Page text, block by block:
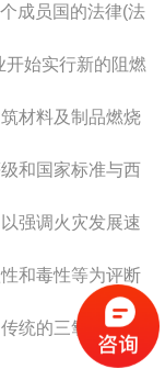
成员国的法律(法
始实行新的阻燃
材料及制品燃烧
和国家标准与西
强调火灾发展速
和毒性等为评断
统的三氧化二锑